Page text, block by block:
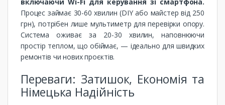
включаючи Wi-Fi для керування зі смартфона.
Процес займає 30-60 хвилин (DIY або майстер від 250
грн), потрібен лише мультиметр для перевірки опору.
Система оживає за 20-30 хвилин, наповнюючи
простір теплом, що обіймає, — ідеально для швидких
ремонтів чи нових проєктів.
Переваги: Затишок, Економія та
Німецька Надійність